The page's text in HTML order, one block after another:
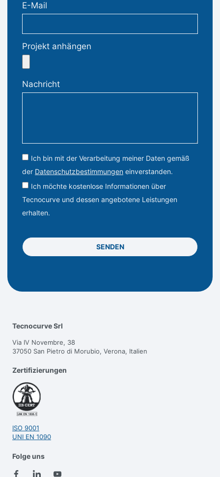
E-Mail
Projekt anhängen
Nachricht
Ich bin mit der Verarbeitung meiner Daten gemäß
der Datenschutzbestimmungen einverstanden.
Ich möchte kostenlose Informationen über
Tecnocurve und dessen angebotene Leistungen
erhalten.
SENDEN
Tecnocurve Srl
Via IV Novembre, 38
37050 San Pietro di Morubio, Verona, Italien
Zertifizierungen
ISO 9001
UNI EN 1090
Folge uns